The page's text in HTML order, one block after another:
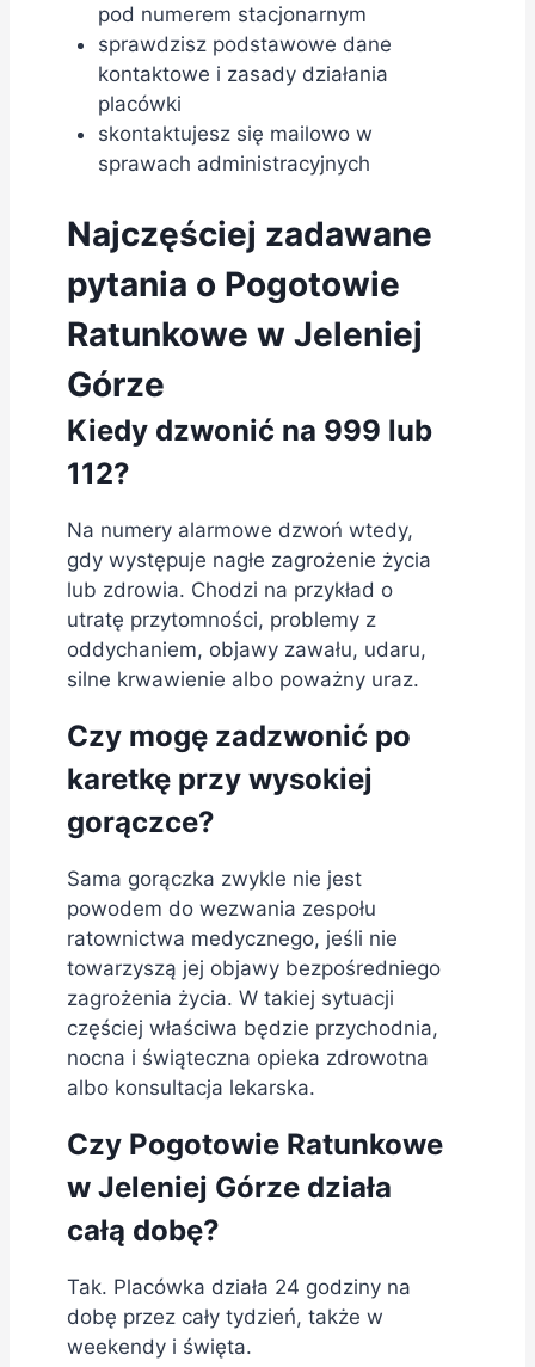
pod numerem stacjonarnym
sprawdzisz podstawowe dane
kontaktowe i zasady działania
placówki
skontaktujesz się mailowo w
sprawach administracyjnych
Najczęściej zadawane
pytania o Pogotowie
Ratunkowe w Jeleniej
Górze
Kiedy dzwonić na 999 lub
112?
Na numery alarmowe dzwoń wtedy,
gdy występuje nagłe zagrożenie życia
lub zdrowia. Chodzi na przykład o
utratę przytomności, problemy z
oddychaniem, objawy zawału, udaru,
silne krwawienie albo poważny uraz.
Czy mogę zadzwonić po
karetkę przy wysokiej
gorączce?
Sama gorączka zwykle nie jest
powodem do wezwania zespołu
ratownictwa medycznego, jeśli nie
towarzyszą jej objawy bezpośredniego
zagrożenia życia. W takiej sytuacji
częściej właściwa będzie przychodnia,
nocna i świąteczna opieka zdrowotna
albo konsultacja lekarska.
Czy Pogotowie Ratunkowe
w Jeleniej Górze działa
całą dobę?
Tak. Placówka działa 24 godziny na
dobę przez cały tydzień, także w
weekendy i święta.